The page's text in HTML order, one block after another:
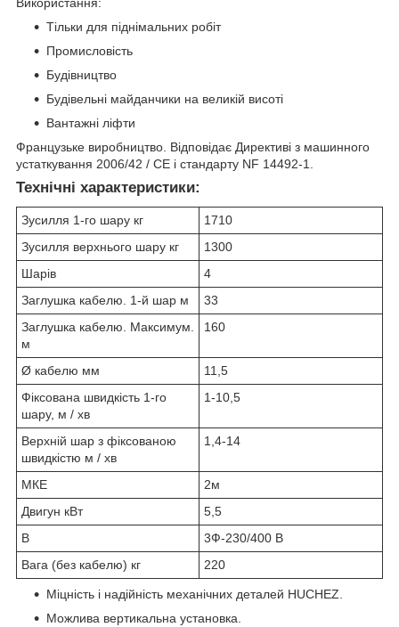
Використання:
Тільки для піднімальних робіт
Промисловість
Будівництво
Будівельні майданчики на великій висоті
Вантажні ліфти
Французьке виробництво. Відповідає Директиві з машинного
устаткування 2006/42 / CE і стандарту NF 14492-1.
Технічні характеристики:
Зусилля 1-го шару кг
1710
Зусилля верхнього шару кг
1300
Шарів
4
Заглушка кабелю. 1-й шар м
33
Заглушка кабелю. Максимум.
м
160
Ø кабелю мм
11,5
Фіксована швидкість 1-го
шару, м / хв
1-10,5
Верхній шар з фіксованою
швидкістю м / хв
1,4-14
МКЕ
2м
Двигун кВт
5,5
В
3Ф-230/400 В
Вага (без кабелю) кг
220
Міцність і надійність механічних деталей HUCHEZ.
Можлива вертикальна установка.